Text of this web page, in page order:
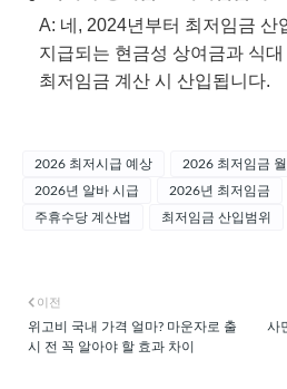
A: 네, 2024년부터 최저임금 산
지급되는 현금성 상여금과 식
최저임금 계산 시 산입됩니다.
2026 최저시급 예상
2026 최저임금
2026년 알바 시급
2026년 최저임금
주휴수당 계산법
최저임금 산입범위
사
이전
위고비 국내 가격 얼마? 마운자로 출
시 전 꼭 알아야 할 효과 차이